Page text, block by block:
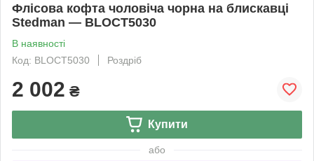
Флісова кофта чоловіча чорна на блискавці
Stedman — BLOСТ5030
В наявності
Код: BLOСТ5030
Роздріб
2 002 ₴
Купити
або